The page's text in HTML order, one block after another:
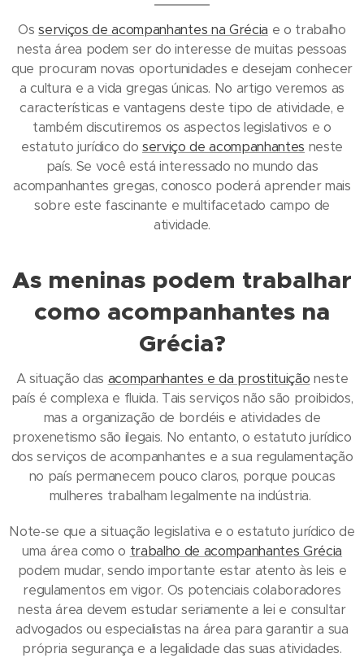
Osserviços de acompanhantes na Grécia e o trabalho
nesta área podem ser do interesse de muitas pessoas
que procuram novas oportunidades e desejam conhecer
a cultura e a vida gregas únicas. No artigo veremos as
características e vantagens deste tipo de atividade, e
também discutiremos os aspectos legislativos e o
estatuto jurídico do serviço de acompanhantes neste
país. Se você está interessado no mundo das
acompanhantes gregas, conosco poderá aprender mais
sobre este fascinante e multifacetado campo de
atividade.
As meninas podem trabalhar
como acompanhantes na
Grécia?
A situação das acompanhantes e da prostituição neste
país é complexa e fluida. Tais serviços não são proibidos,
mas a organização de bordéis e atividades de
proxenetismo são ilegais. No entanto, o estatuto jurídico
dos serviços de acompanhantes e a sua regulamentação
no país permanecem pouco claros, porque poucas
mulheres trabalham legalmente na indústria.
Note-se que a situação legislativa e o estatuto jurídico de
uma área como o trabalho de acompanhantes Grécia
podem mudar, sendo importante estar atento às leis e
regulamentos em vigor. Os potenciais colaboradores
nesta área devem estudar seriamente a lei e consultar
advogados ou especialistas na área para garantir a sua
própria segurança e a legalidade das suas atividades.